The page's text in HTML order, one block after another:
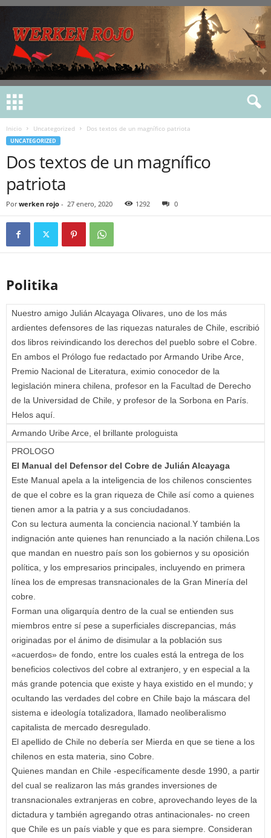
Inicio Uncategorized Dos textos de un magnífico patriota
UNCATEGORIZED
Dos textos de un magnífico
patriota
Por werken rojo - 27 enero, 2020 1292 0
Politika
Nuestro amigo Julián Alcayaga Olivares, uno de los más
ardientes defensores de las riquezas naturales de Chile, escribió
dos libros reivindicando los derechos del pueblo sobre el Cobre.
En ambos el Prólogo fue redactado por Armando Uribe Arce,
Premio Nacional de Literatura, eximio conocedor de la
legislación minera chilena, profesor en la Facultad de Derecho
de la Universidad de Chile, y profesor de la Sorbona en París.
Helos aquí.
Armando Uribe Arce, el brillante prologuista
PROLOGO
El Manual del Defensor del Cobre de Julián Alcayaga
Este Manual apela a la inteligencia de los chilenos conscientes
de que el cobre es la gran riqueza de Chile así como a quienes
tienen amor a la patria y a sus conciudadanos.
Con su lectura aumenta la conciencia nacional.Y también la
indignación ante quienes han renunciado a la nación chilena.Los
que mandan en nuestro país son los gobiernos y su oposición
política, y los empresarios principales, incluyendo en primera
línea los de empresas transnacionales de la Gran Minería del
cobre.
Forman una oligarquía dentro de la cual se entienden sus
miembros entre sí pese a superficiales discrepancias, más
originadas por el ánimo de disimular a la población sus
«acuerdos» de fondo, entre los cuales está la entrega de los
beneficios colectivos del cobre al extranjero, y en especial a la
más grande potencia que existe y haya existido en el mundo; y
ocultando las verdades del cobre en Chile bajo la máscara del
sistema e ideología totalizadora, llamado neoliberalismo
capitalista de mercado desregulado.
El apellido de Chile no debería ser Mierda en que se tiene a los
chilenos en esta materia, sino Cobre.
Quienes mandan en Chile -específicamente desde 1990, a partir
del cual se realizaron las más grandes inversiones de
transnacionales extranjeras en cobre, aprovechando leyes de la
dictadura y también agregando otras antinacionales- no creen
que Chile es un país viable y que es para siempre. Consideran